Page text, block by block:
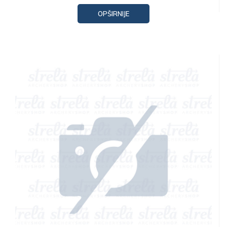
OPŠIRNIJE